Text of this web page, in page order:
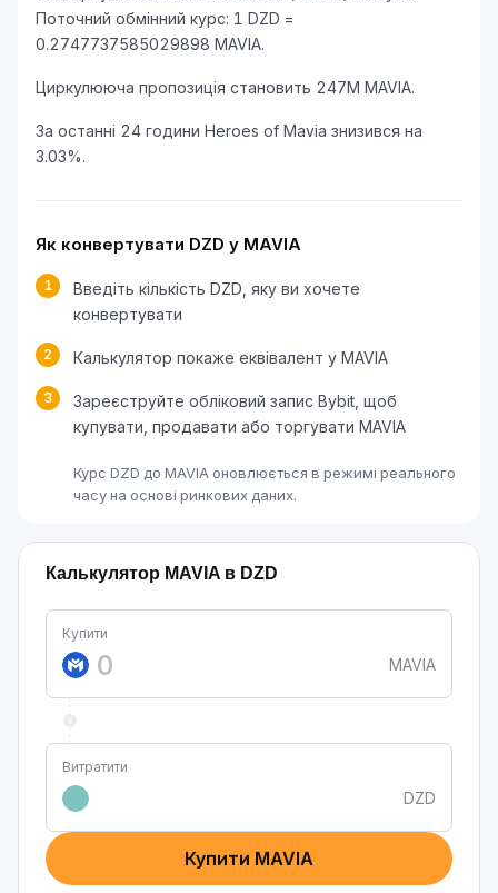
Поточний обмінний курс: 1 DZD =
0.2747737585029898 MAVIA.
Циркулююча пропозиція становить 247M MAVIA.
За останні 24 години Heroes of Mavia знизився на
3.03%.
Як конвертувати DZD у MAVIA
1
Введіть кількість DZD, яку ви хочете
конвертувати
2 Калькулятор покаже еквівалент у MAVIA
3
Зареєструйте обліковий запис Bybit, щоб
купувати, продавати або торгувати MAVIA
Курс DZD до MAVIA оновлюється в режимі реального
часу на основі ринкових даних.
Калькулятор MAVIA в DZD
Купити
MAVIA
Витратити
DZD
Купити MAVIA